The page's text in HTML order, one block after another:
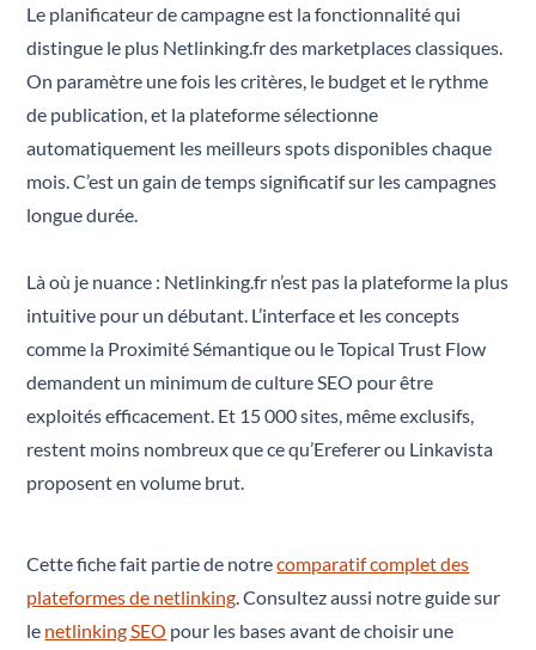
Le planificateur de campagne est la fonctionnalité qui
distingue le plus Netlinking.fr des marketplaces classiques.
On paramètre une fois les critères, le budget et le rythme
de publication, et la plateforme sélectionne
automatiquement les meilleurs spots disponibles chaque
mois. C’est un gain de temps significatif sur les campagnes
longue durée.
Là où je nuance : Netlinking.fr n’est pas la plateforme la plus
intuitive pour un débutant. L’interface et les concepts
comme la Proximité Sémantique ou le Topical Trust Flow
demandent un minimum de culture SEO pour être
exploités efficacement. Et 15 000 sites, même exclusifs,
restent moins nombreux que ce qu’Ereferer ou Linkavista
proposent en volume brut.
Cette fiche fait partie de notrecomparatif complet des
plateformes de netlinking . Consultez aussi notre guide sur
le netlinking SEO pour les bases avant de choisir une